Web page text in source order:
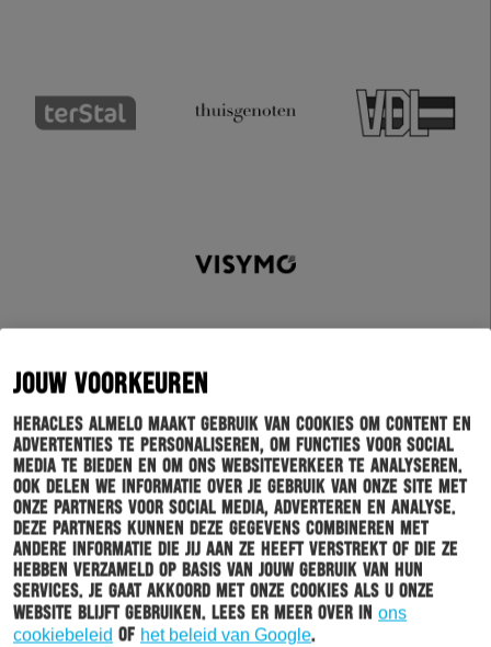
JOUW VOORKEUREN
Heracles Almelo maakt gebruik van cookies om content en
advertenties te personaliseren, om functies voor social
media te bieden en om ons websiteverkeer te analyseren.
Ook delen we informatie over je gebruik van onze site met
onze partners voor social media, adverteren en analyse.
Deze partners kunnen deze gegevens combineren met
andere informatie die jij aan ze heeft verstrekt of die ze
hebben verzameld op basis van jouw gebruik van hun
services. Je gaat akkoord met onze cookies als u onze
website blijft gebruiken. Lees er meer over in ons
cookiebeleid of het beleid van Google.
Schrijf je in voor onze nieuwsbrief
Wil jij altijd en overal op de hoogte gehouden worden
van al het clubnieuws? Schrijf je dan in voor de
nieuwsbrief van Heracles Almelo. Doordat je zelf aan
kan geven welk nieuws jij van ons wil ontvangen,
sturen wij alleen nieuws wat voor jou relevant is.